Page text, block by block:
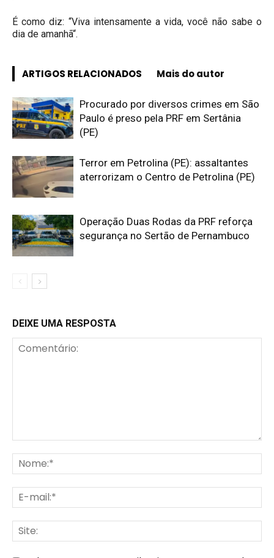
É como diz: “Viva intensamente a vida, você não sabe o
dia de amanhã“.
ARTIGOS RELACIONADOS Mais do autor
Procurado por diversos crimes em São
Paulo é preso pela PRF em Sertânia
(PE)
Terror em Petrolina (PE): assaltantes
aterrorizam o Centro de Petrolina (PE)
Operação Duas Rodas da PRF reforça
segurança no Sertão de Pernambuco
DEIXE UMA RESPOSTA